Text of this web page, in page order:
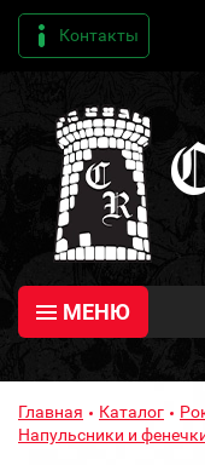
Контакты
МЕНЮ
Главная Каталог
Напульсники и